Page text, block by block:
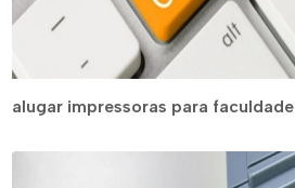
alugar impressoras para faculdade